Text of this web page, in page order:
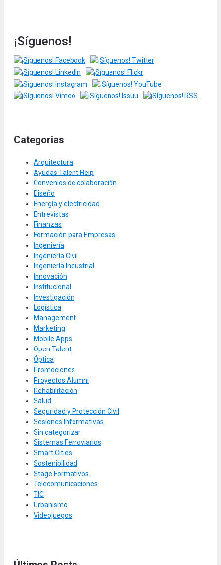
¡Síguenos!
Categorias
Arquitectura
Ayudas Talent Help
Convenios de colaboración
Diseño
Energía y electricidad
Entrevistas
Finanzas
Formación para Empresas
Ingeniería
Ingeniería Civil
Ingeniería Industrial
Innovación
Institucional
Investigación
Logística
Management
Marketing
Mobile Apps
Open Talent
Óptica
Promociones
Proyectos Alumni
Rehabilitación
Salud
Seguridad y Protección Civil
Sesiones Informativas
Sin categorizar
Sistemas Ferroviarios
Smart Cities
Sostenibilidad
Stage Formativos
Telecomunicaciones
TIC
Urbanismo
Videojuegos